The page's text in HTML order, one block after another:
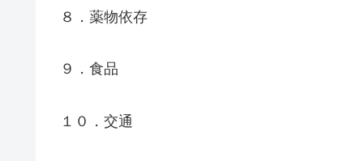
８．薬物依存
９．食品
１０．交通